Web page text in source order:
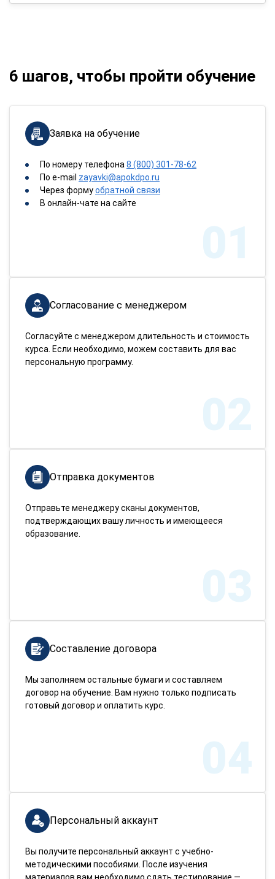
6 шагов, чтобы пройти обучение
Заявка на обучение
По номеру телефона 8 (800) 301-78-62
По e-mail zayavki@apokdpo.ru
Через формуобратной связи
В онлайн-чате на сайте
01
Согласование с менеджером
Согласуйте с менеджером длительность и стоимость
курса. Если необходимо, можем составить для вас
персональную программу.
02
Отправка документов
Отправьте менеджеру сканы документов,
подтверждающих вашу личность и имеющееся
образование.
03
Составление договора
Мы заполняем остальные бумаги и составляем
договор на обучение. Вам нужно только подписать
готовый договор и оплатить курс.
04
Персональный аккаунт
Вы получите персональный аккаунт с учебно-
методическими пособиями. После изучения